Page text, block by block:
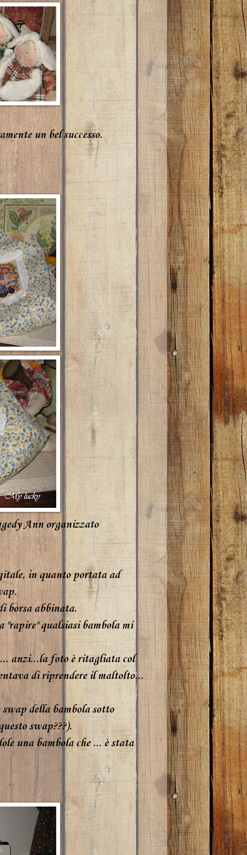
un bel successo.
Ann organizzato
in quanto portata ad
borsa abbinata.
"rapire" qualsiasi bambola mi
anzi...la foto è ritagliata col
di riprendere il maltolto...
della bambola sotto
swap???).
una bambola che ... è stata